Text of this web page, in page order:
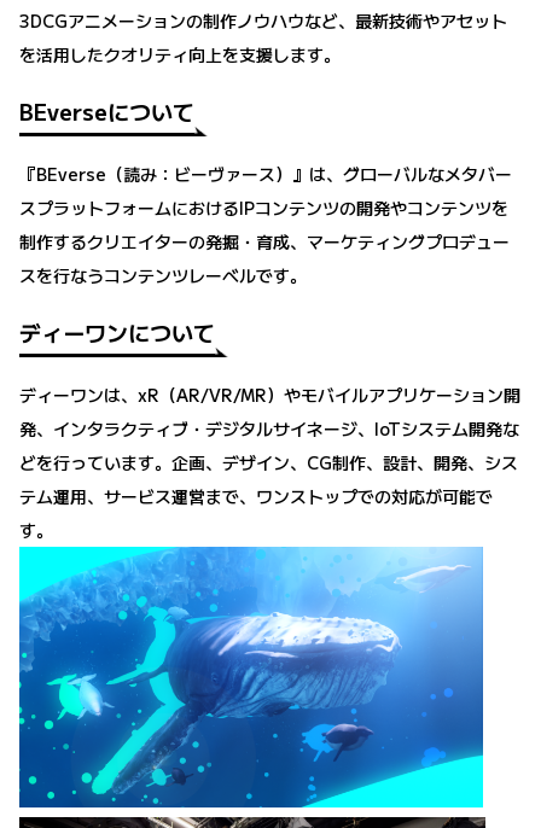
3DCGアニメーションの制作ノウハウなど、最新技術やアセット
を活用したクオリティ向上を支援します。
BEverseについて
『BEverse（読み：ビーヴァース）』は、グローバルなメタバー
スプラットフォームにおけるIPコンテンツの開発やコンテンツを
制作するクリエイターの発掘・育成、マーケティングプロデュー
スを行なうコンテンツレーベルです。
ディーワンについて
ディーワンは、xR（AR/VR/MR）やモバイルアプリケーション開
発、インタラクティブ・デジタルサイネージ、IoTシステム開発な
どを行っています。企画、デザイン、CG制作、設計、開発、シス
テム運用、サービス運営まで、ワンストップでの対応が可能で
す。